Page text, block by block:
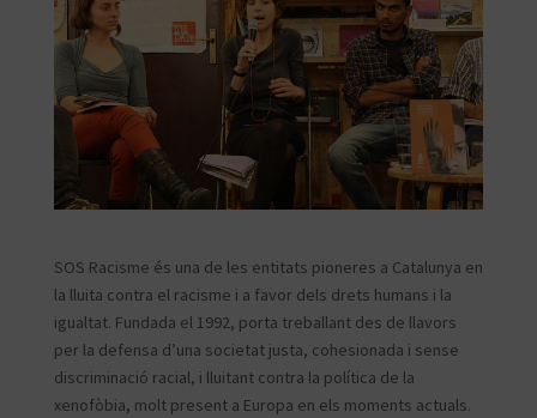
SOS Racisme és una de les entitats pioneres a Catalunya en
la lluita contra el racisme i a favor dels drets humans i la
igualtat. Fundada el 1992, porta treballant des de llavors
per la defensa d’una societat justa, cohesionada i sense
discriminació racial, i lluitant contra la política de la
xenofòbia, molt present a Europa en els moments actuals.